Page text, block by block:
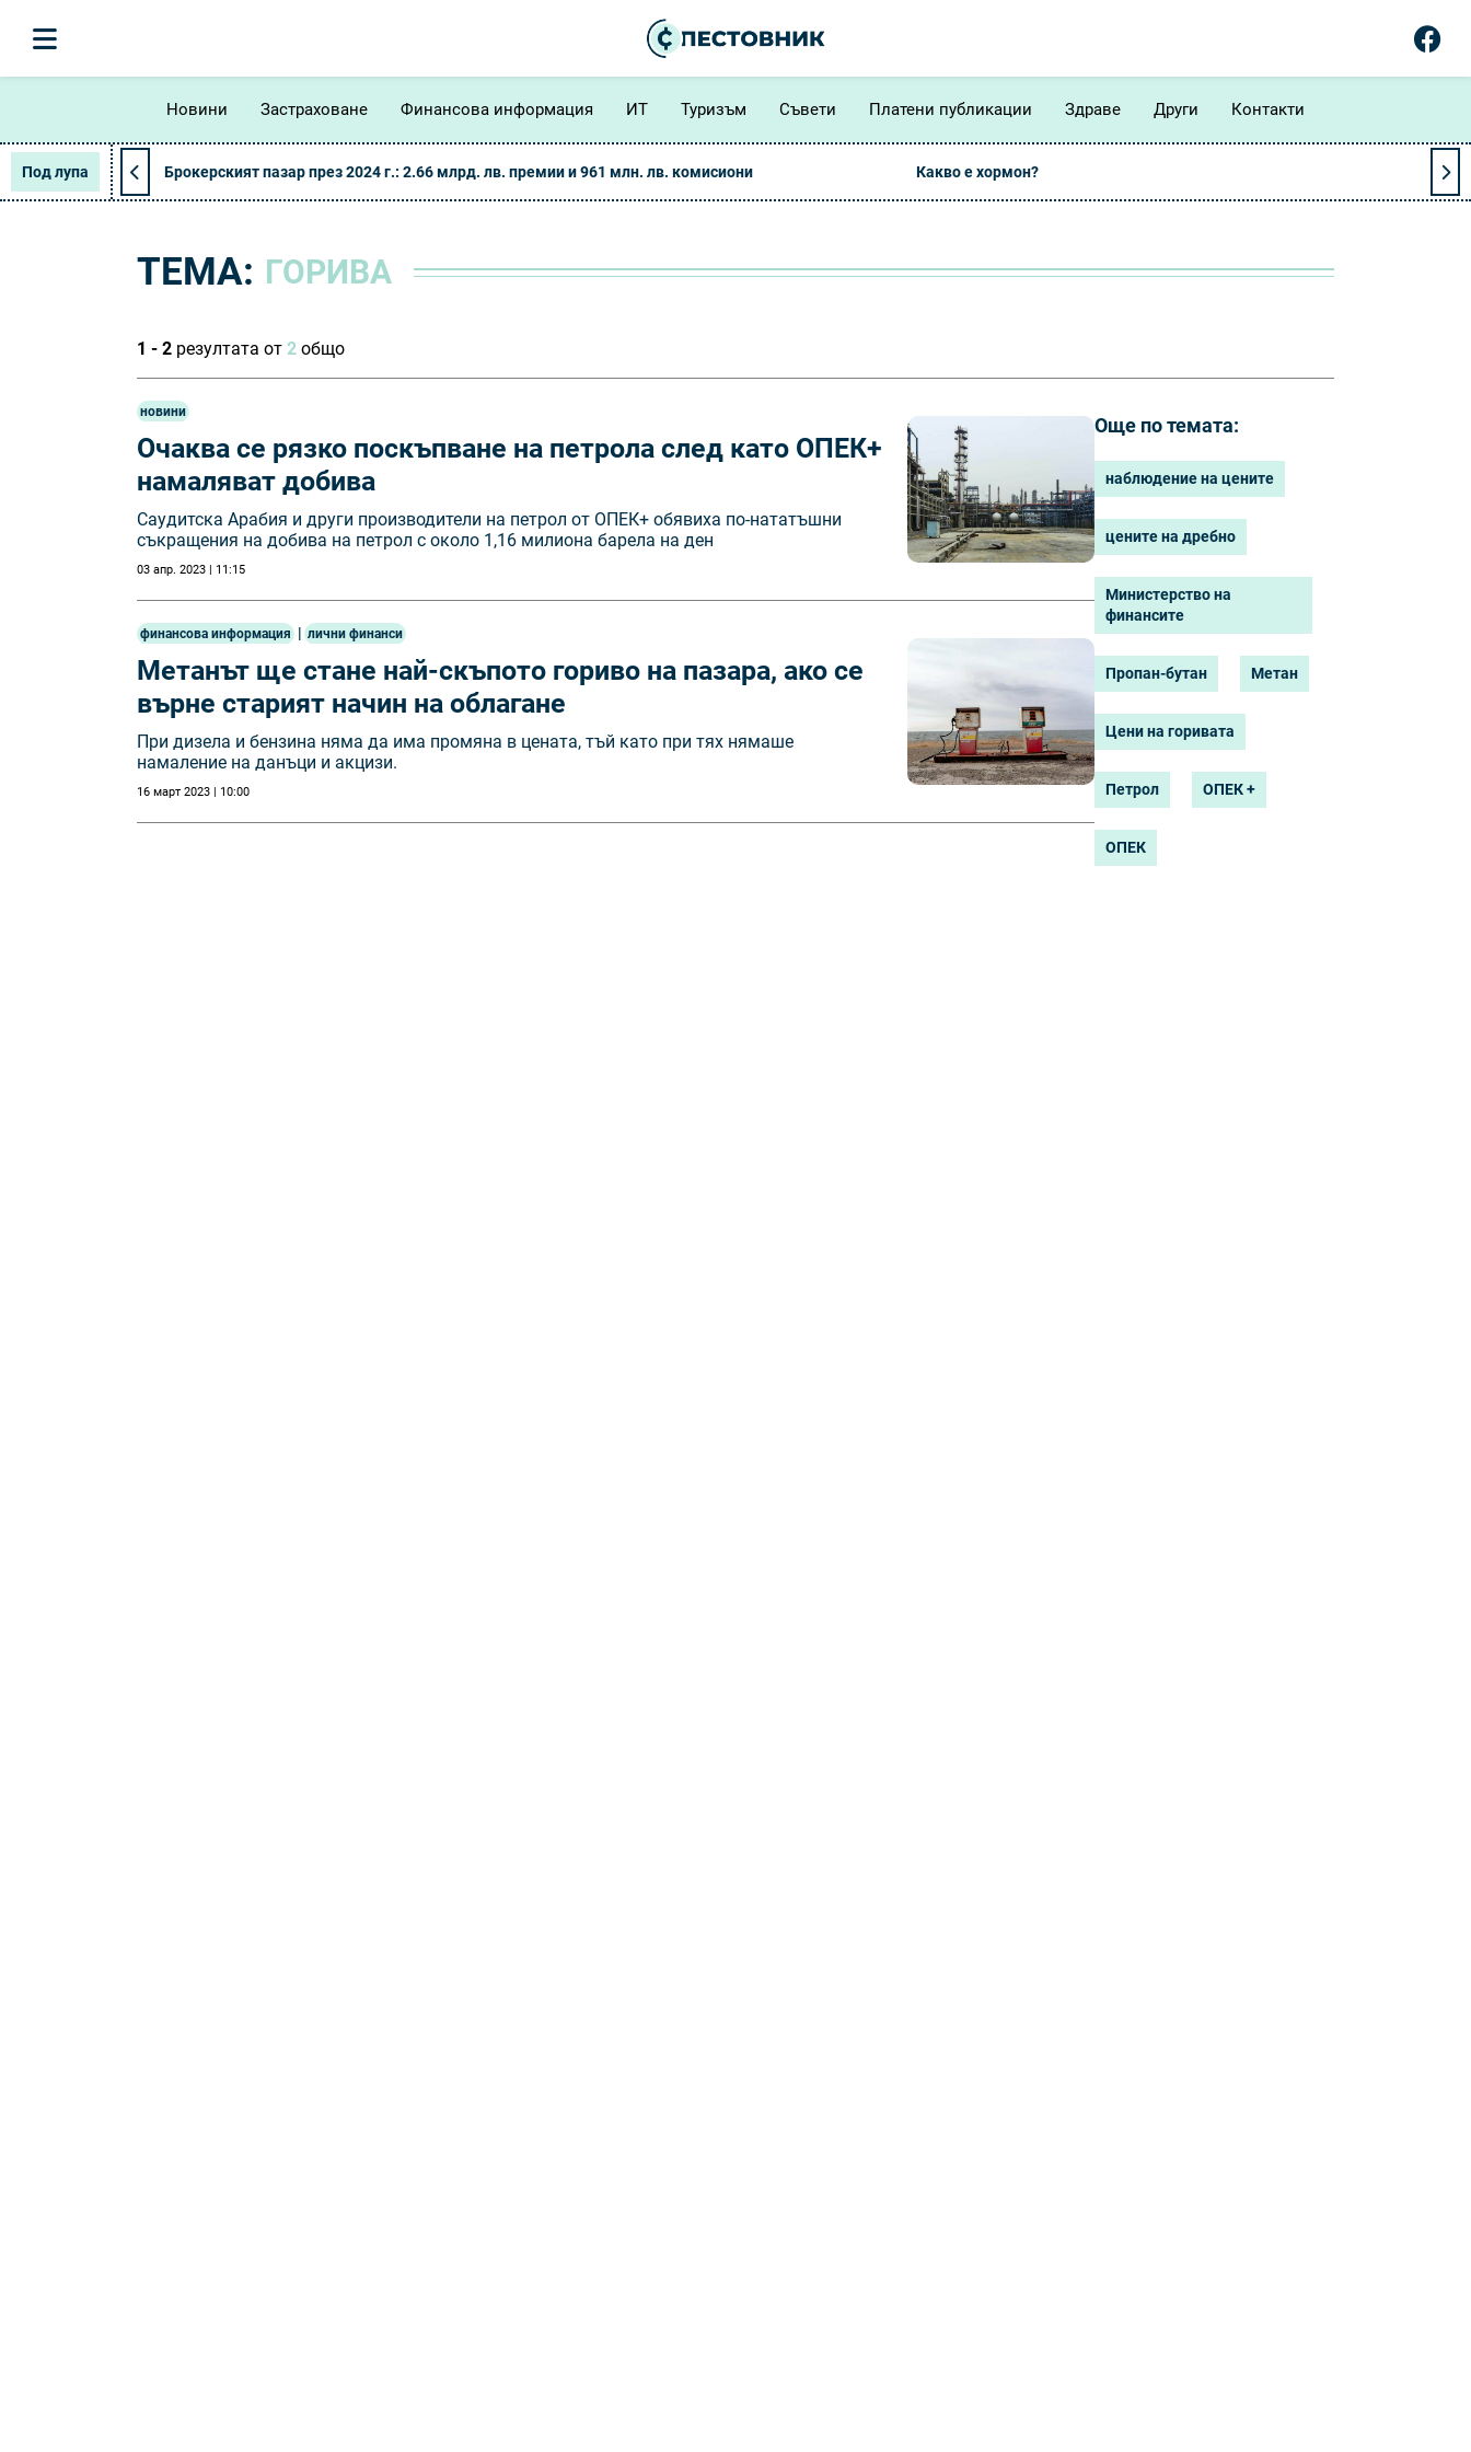
Новини Застраховане Финансова информация ИТ Туризъм Съвети Платени публикации Здраве Други Контакти
Под лупа Брокерският пазар през 2024 г.: 2.66 млрд. лв. премии и 961 млн. лв. комисиони Какво е хормон?
ТЕМА: ГОРИВА
1 - 2 резултата от 2 общо
новини
Очаква се рязко поскъпване на петрола след като ОПЕК+
намаляват добива
Саудитска Арабия и други производители на петрол от ОПЕК+ обявиха по-нататъшни
съкращения на добива на петрол с около 1,16 милиона барела на ден
03 апр. 2023 | 11:15
финансова информация | лични финанси
Метанът ще стане най-скъпото гориво на пазара, ако се
върне старият начин на облагане
При дизела и бензина няма да има промяна в цената, тъй като при тях нямаше
намаление на данъци и акцизи.
16 март 2023 | 10:00
Още по темата:
наблюдение на цените
цените на дребно
Министерство на
финансите
Пропан-бутан Метан
Цени на горивата
Петрол ОПЕК +
ОПЕК